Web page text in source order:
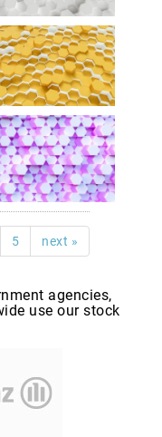
5 next »
agencies,
use our stock